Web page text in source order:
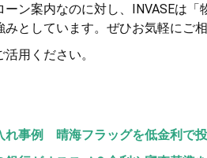
ン案内なのに対し、INVASEは
としています。ぜひお気軽にご相
活用ください。
れ事例 晴海フラッグを低金利で